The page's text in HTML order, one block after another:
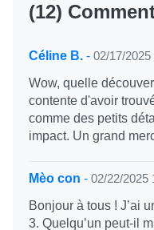
(12)
Céline B. - 02/17/2025
Wow, quelle
contente d'avoir
comme des petits
impact. Un grand
Mèo con - 02/22/2025
Bonjour à tous ! J’ai
3. Quelqu’un peut-il